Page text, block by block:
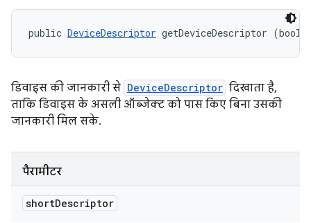
public DeviceDescriptor getDeviceDescriptor
डिवाइस की जानकारी से DeviceDescriptor दिखाता है,
ताकि डिवाइस के असली ऑब्जेक्ट को पास किए बिना उसकी
जानकारी मिल सके.
पैरामीटर
shortDescriptor